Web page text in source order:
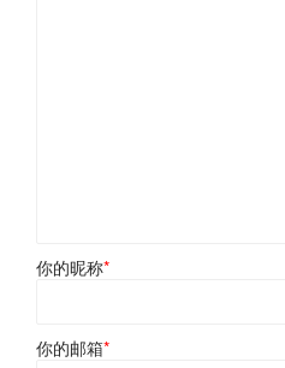
你的昵称*
你的邮箱*